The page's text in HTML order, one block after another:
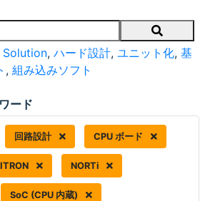
Search
Solution, ハード設計, ユニット化, 基
, 組み込みソフト
ード
回路設計 CPU ボード
ITRON NORTi
SoC (CPU 内蔵)